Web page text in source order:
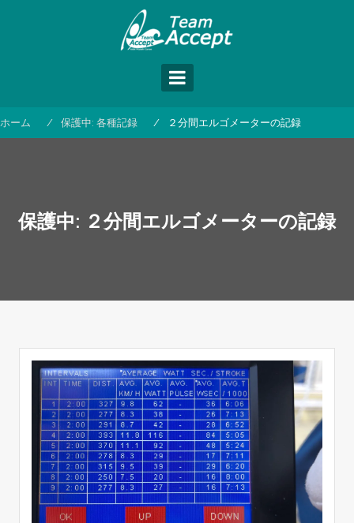
キ
ホーム 保護中: 各種記録 ２分間エルゴメーターの記録
保護中: ２分間エルゴメーターの記録